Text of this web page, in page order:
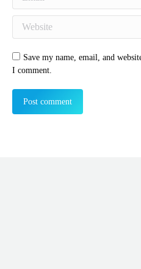
Website
Save my name, email, and
I comment.
Post comment